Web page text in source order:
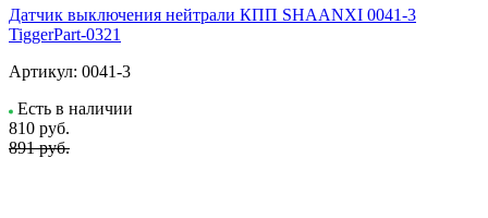
Датчик выключения нейтрали КПП SHAANXI 0041-3
TiggerPart-0321
Артикул: 0041-3
Есть в наличии
810 руб.
891 руб.